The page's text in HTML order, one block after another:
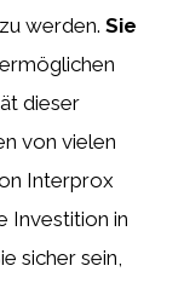
werden. Sie
dieser
von vielen
Interprox
Investition in
sicher sein,